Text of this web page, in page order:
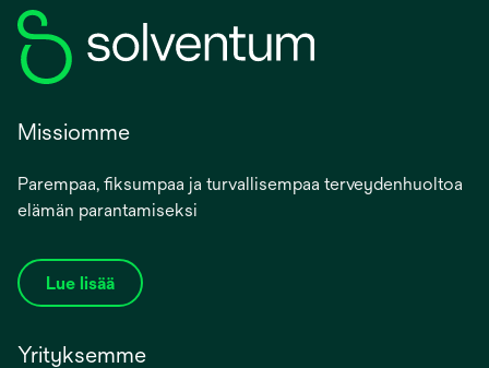
Missiomme
Parempaa, fiksumpaa ja turvallisempaa terveydenhuoltoa
elämän parantamiseksi
Lue lisää
Yrityksemme